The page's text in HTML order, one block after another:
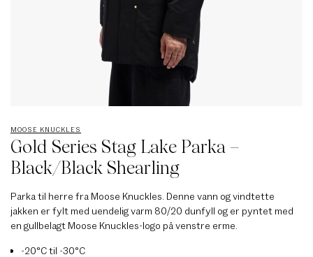
MOOSE KNUCKLES
Gold Series Stag Lake Parka –
Black/Black Shearling
Parka til herre fra Moose Knuckles. Denne vann og vindtette
jakken er fylt med uendelig varm 80/20 dunfyll og er pyntet med
en gullbelagt Moose Knuckles-logo på venstre erme.
-20°C til -30°C